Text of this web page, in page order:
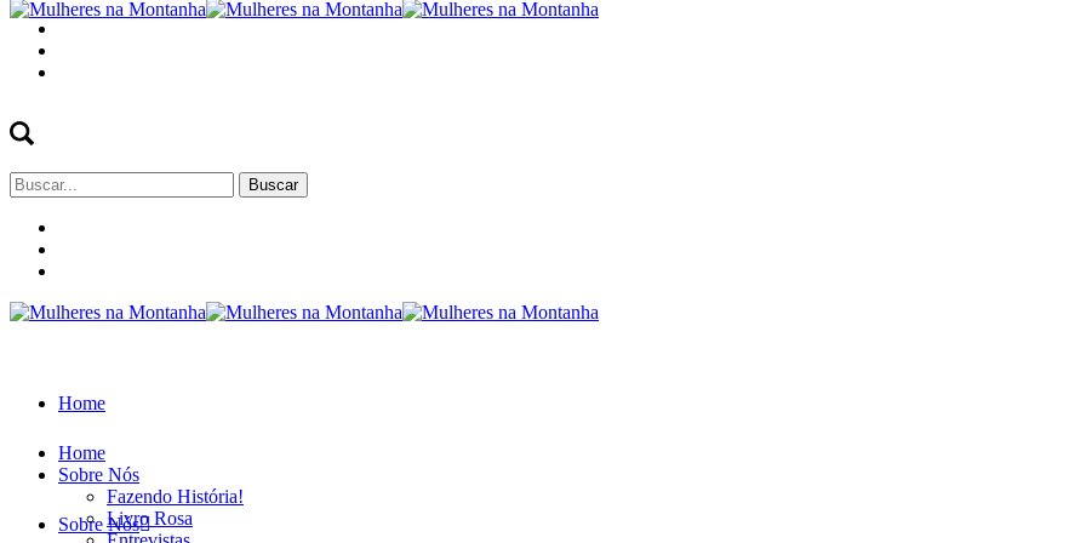
Buscar
por:
Home
Sobre Nós
Home
Sobre Nós
Fazendo História!
Livro Rosa